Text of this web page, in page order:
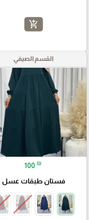
add_shopping_cart
القسم الصيفي
100 ₪
فستان طبقات عسل